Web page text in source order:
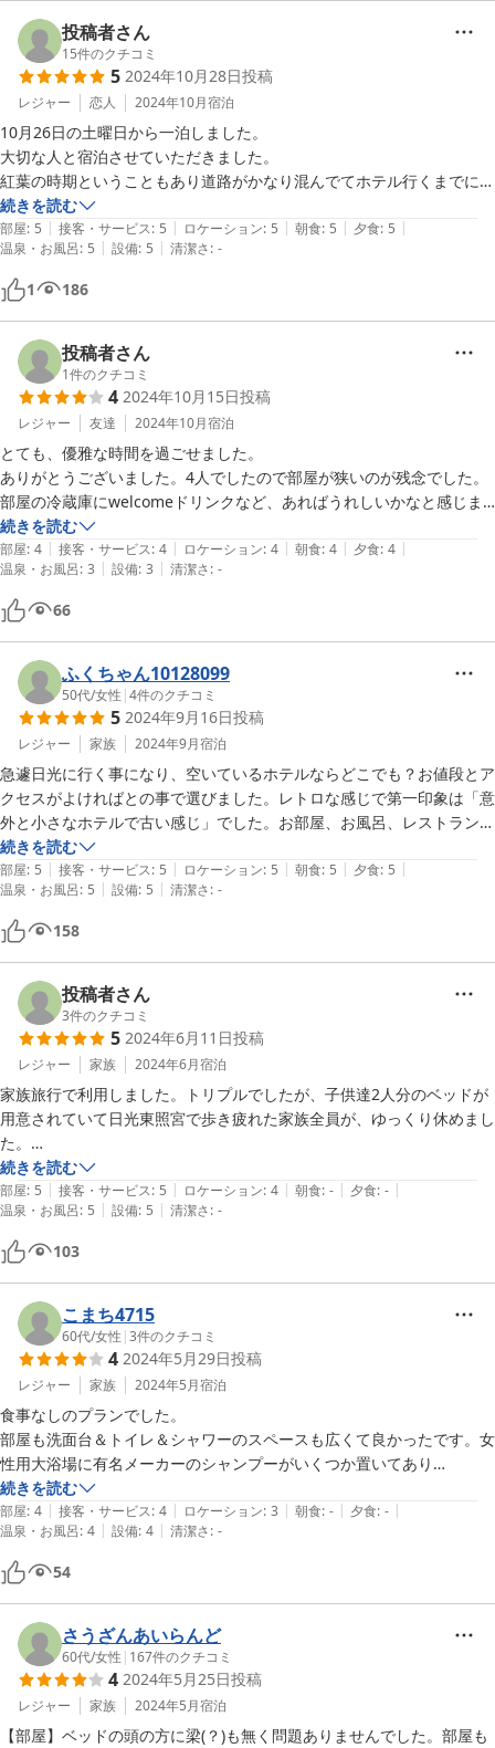
投稿者さん
15件のクチコミ
5 2024年10月28日投稿
レジャー 恋人 2024年10月宿泊
10月26日の土曜日から一泊しました。
大切な人と宿泊させていただきました。
紅葉の時期ということもあり道路がかなり混んでてホテル行くまでに少
し時間がかかりましたがお昼前に到着しました。
車を停めさせてもらい東照宮まで歩いて行きました。
車やバスで行くより早かったと思います。
チェックイン時はスムーズで親切に色々と案内してもらえました。
夕食はコースメニューでとても満足でした。
お風呂は小さいですがゆっくり入ることができました。
部屋も綺麗でとても良かったです。
朝食もとても美味しく満足でした。
また泊まりたいと思います。
続きを読む
部屋: 5 | 接客・サービス: 5 | ロケーション: 5 | 朝食: 5 | 夕食: 5 |
温泉・お風呂: 5 | 設備: 5 | 清潔さ: -
1 186
投稿者さん
1件のクチコミ
4 2024年10月15日投稿
レジャー 友達 2024年10月宿泊
とても、優雅な時間を過ごせました。
ありがとうございました。4人でしたので部屋が狭いのが残念でした。
部屋の冷蔵庫にwelcomeドリンクなど、あればうれしいかなと感じま
した
また、機会があれば利用させていただきたいと思います。
続きを読む
部屋: 4 | 接客・サービス: 4 | ロケーション: 4 | 朝食: 4 | 夕食: 4 |
温泉・お風呂: 3 | 設備: 3 | 清潔さ: -
66
ふくちゃん10128099
50代/女性 |4件のクチコミ
5 2024年9月16日投稿
レジャー 家族 2024年9月宿泊
急遽日光に行く事になり、空いているホテルならどこでも？お値段とア
クセスがよければとの事で選びました。レトロな感じで第一印象は「意
外と小さなホテルで古い感じ」でした。お部屋、お風呂、レストランも
お掃除が行き届いており、とても清潔感がありました。外国人のスタッ
フの方の接客が日本語がとても上手で好印象です。きっと！外国人のお
客様も多いのかなぁ？と思いました。年寄りと一緒でしたので、お風呂
もレストランも近くて便利でした。次回はもっとゆっくり滞在したいと
思います。
続きを読む
部屋: 5 | 接客・サービス: 5 | ロケーション: 5 | 朝食: 5 | 夕食: 5 |
温泉・お風呂: 5 | 設備: 5 | 清潔さ: -
158
投稿者さん
3件のクチコミ
5 2024年6月11日投稿
レジャー 家族 2024年6月宿泊
家族旅行で利用しました。トリプルでしたが、子供達2人分のベッドが
用意されていて日光東照宮で歩き疲れた家族全員が、ゆっくり休めまし
た。
お風呂も利用時間が長く翌日もゆっくり入ることができました。
スタッフの方々が、とても親切でした。
続きを読む
部屋: 5 | 接客・サービス: 5 | ロケーション: 4 | 朝食: - | 夕食: - |
温泉・お風呂: 5 | 設備: 5 | 清潔さ: -
103
こまち4715
60代/女性 |3件のクチコミ
4 2024年5月29日投稿
レジャー 家族 2024年5月宿泊
食事なしのプランでした。
部屋も洗面台＆トイレ＆シャワーのスペースも広くて良かったです。女
性用大浴場に有名メーカーのシャンプーがいくつか置いてあり
利用できるようになっていたのもいいアイディアだと思いました。フロ
ントの方の対応も良かったです。帰るときにキャンディをもらいまし
た。
続きを読む
部屋: 4 | 接客・サービス: 4 | ロケーション: 3 | 朝食: - | 夕食: - |
温泉・お風呂: 4 | 設備: 4 | 清潔さ: -
54
さうざんあいらんど
60代/女性 | 167件のクチコミ
4 2024年5月25日投稿
レジャー 家族 2024年5月宿泊
【部屋】ベッドの頭の方に梁(？)も無く問題ありませんでした。部屋も